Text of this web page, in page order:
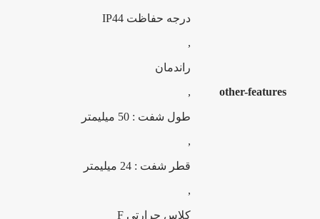
other-features
درجه حفاظت IP44
,
راندمان
,
طول شفت : 50 میلیمتر
,
قطر شفت : 24 میلیمتر
,
کلاس حرارتی F